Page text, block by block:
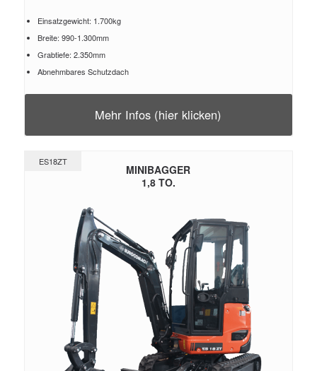
Einsatzgewicht: 1.700kg
Breite: 990-1.300mm
Grabtiefe: 2.350mm
Abnehmbares Schutzdach
Mehr Infos (hier klicken)
ES18ZT
MINIBAGGER
1,8 TO.